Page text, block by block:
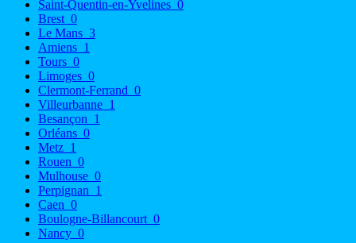
Saint-Quentin-en-Yvelines 0
Brest 0
Le Mans 3
Amiens 1
Tours 0
Limoges 0
Clermont-Ferrand 0
Villeurbanne 1
Besançon 1
Orléans 0
Metz 1
Rouen 0
Mulhouse 0
Perpignan 1
Caen 0
Boulogne-Billancourt 0
Nancy 0